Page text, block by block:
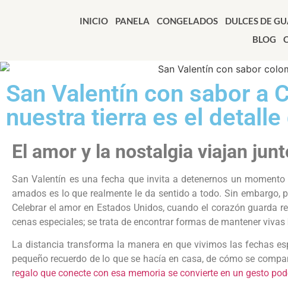
INICIO PANELA CONGELADOS DULCES DE
BLOG
San Valentín con sabor a
nuestra tierra es el
El amor y la nostalgia viajan
San Valentín es una fecha que invita a detenernos un
amados es lo que realmente le da sentido a todo. Sin embargo,
Celebrar el amor en Estados Unidos, cuando el corazón
cenas especiales; se trata de encontrar formas de mantener
La distancia transforma la manera en que vivimos las fechas
pequeño recuerdo de lo que se hacía en casa, de cómo se
regalo que conecte con esa memoria se convierte en un gesto